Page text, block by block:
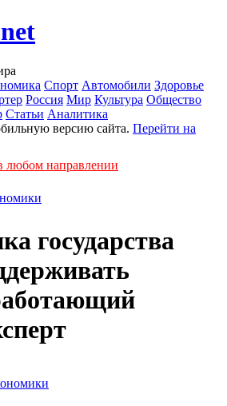
Спорт Автомобили Здоровье
Россия Мир Культура Общество
Статьи Аналитика
версию сайта. Перейти на
любом направлении
государства